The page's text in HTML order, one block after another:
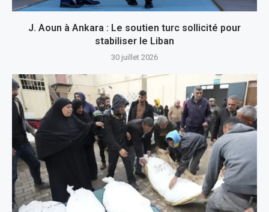
J. Aoun à Ankara : Le soutien turc sollicité pour
stabiliser le Liban
30 juillet 2026